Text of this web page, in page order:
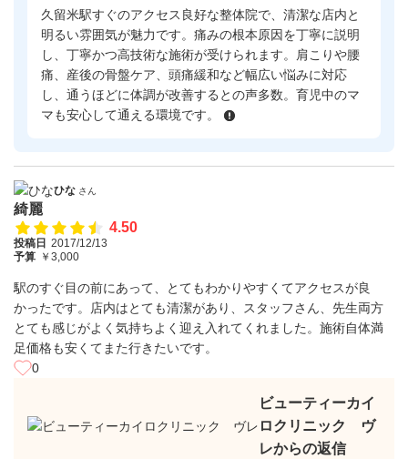
久留米駅すぐのアクセス良好な整体院で、清潔な店内と
明るい雰囲気が魅力です。痛みの根本原因を丁寧に説明
し、丁寧かつ高技術な施術が受けられます。肩こりや腰
痛、産後の骨盤ケア、頭痛緩和など幅広い悩みに対応
し、通うほどに体調が改善するとの声多数。育児中のマ
マも安心して通える環境です。
ひな さん
綺麗
4.50
投稿日 2017/12/13
予算 ￥3,000
駅のすぐ目の前にあって、とてもわかりやすくてアクセスが良
かったです。店内はとても清潔があり、スタッフさん、先生両方
とても感じがよく気持ちよく迎え入れてくれました。施術自体満
足価格も安くてまた行きたいです。
0
ビューティーカイ
ロクリニック ヴ
レからの返信